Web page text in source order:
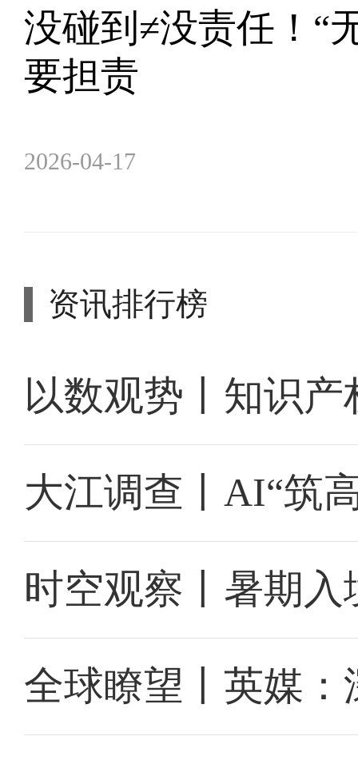
没碰到≠没责任！“
要担责
2026-04-17
资讯排行榜
以数观势丨知识
大江调查丨AI“筑
时空观察丨暑期入
全球瞭望丨英媒